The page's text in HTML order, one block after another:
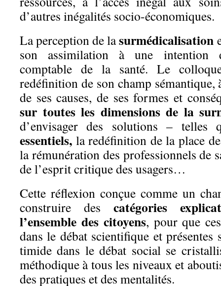
d’autres inégalités socio-économiques.
La perception de lasurmédicalisation
son assimilation à une intention
comptable de la santé. Le
redéfinition de son champ sémantique,
de ses causes, de ses formes et
sur toutes les dimensions de la
d’envisager des solutions – telles
essentiels, la redéfinition de la place
la rémunération des professionnels de
de l’esprit critique des usagers…
Cette réflexion conçue comme un
construire des catégories
l’ensemble des citoyens, pour que
dans le débat scientifique et
timide dans le débat social se
méthodique à tous les niveaux et
des pratiques et des mentalités.